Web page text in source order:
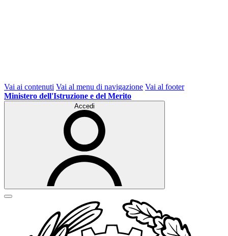
Vai ai contenuti Vai al menu di navigazione Vai al footer
Ministero dell'Istruzione e del Merito
Accedi